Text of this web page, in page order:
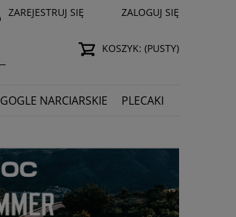
ZAREJESTRUJ SIĘ ZALOGUJ SIĘ
KOSZYK: (PUSTY)
GOGLE NARCIARSKIE
PLECAKI